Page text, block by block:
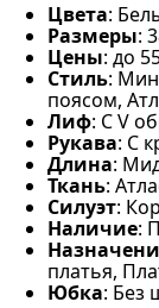
Цвета:
Размеры:
Цены: до
Стиль:
поясом,
Лиф: С V
Рукава: С
Длина:
Ткань:
Силуэт:
Наличие:
платья,
Юбка: Без